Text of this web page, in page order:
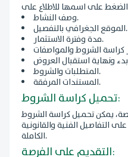
وصف النشاط.
الموقع الجغرافي بالتفصيل.
مدة وفترة الاستثمار.
المتطلبات والشروط.
المستندات المرفقة.
تحميل كراسة الشروط:
يمكن تحميل كراسة الشروط
التفاصيل الفنية والقانونية
الكاملة.
التقديم على الفرصة: